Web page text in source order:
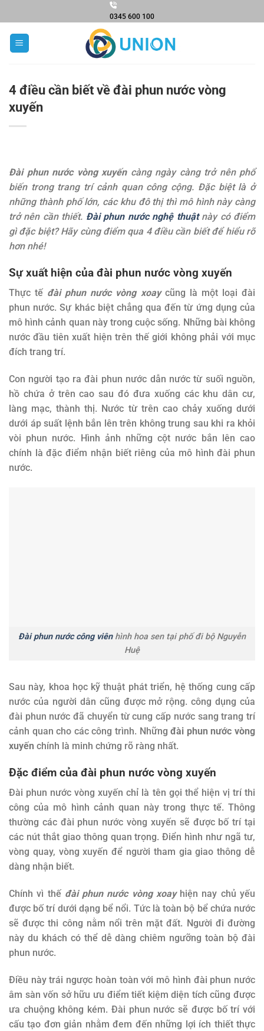
đến
nội
dung
0345 600 100
4 điều cần biết về đài phun nước vòng
xuyến
Đài phun nước vòng xuyến càng ngày càng trở nên phổ
biến trong trang trí cảnh quan công cộng. Đặc biệt là ở
những thành phố lớn, các khu đô thị thì mô hình này càng
trở nên cần thiết. Đài phun nước nghệ thuậtnày có điểm
gì đặc biệt? Hãy cùng điểm qua 4 điều cần biết để hiểu rõ
hơn nhé!
Sự xuất hiện của đài phun nước vòng xuyến
Thực tế đài phun nước vòng xoay cũng là một loại đài
phun nước. Sự khác biệt chẳng qua đến từ ứng dụng của
mô hình cảnh quan này trong cuộc sống. Những bài không
nước đầu tiên xuất hiện trên thế giới không phải với mục
đích trang trí.
Con người tạo ra đài phun nước dẫn nước từ suối nguồn,
hồ chứa ở trên cao sau đó đưa xuống các khu dân cư,
làng mạc, thành thị. Nước từ trên cao chảy xuống dưới
dưới áp suất lệnh bắn lên trên không trung sau khi ra khỏi
vòi phun nước. Hình ảnh những cột nước bắn lên cao
chính là đặc điểm nhận biết riêng của mô hình đài phun
nước.
Đài phun nước công viênhình hoa sen tại phố đi bộ Nguyễn
Huệ
Sau này, khoa học kỹ thuật phát triển, hệ thống cung cấp
nước của người dân cũng được mở rộng. công dụng của
đài phun nước đã chuyển từ cung cấp nước sang trang trí
cảnh quan cho các công trình. Những đài phun nước vòng
xuyến chính là minh chứng rõ ràng nhất.
Đặc điểm của đài phun nước vòng xuyến
Đài phun nước vòng xuyến chỉ là tên gọi thể hiện vị trí thi
công của mô hình cảnh quan này trong thực tế. Thông
thường các đài phun nước vòng xuyến sẽ được bố trí tại
các nút thắt giao thông quan trọng. Điển hình như ngã tư,
vòng quay, vòng xuyến để người tham gia giao thông dễ
dàng nhận biết.
Chính vì thếđài phun nước vòng xoay hiện nay chủ yếu
được bố trí dưới dạng bể nổi. Tức là toàn bộ bể chứa nước
sẽ được thi công nằm nổi trên mặt đất. Người đi đường
này du khách có thể dễ dàng chiêm ngưỡng toàn bộ đài
phun nước.
Điều này trái ngược hoàn toàn với mô hình đài phun nước
âm sàn vốn sở hữu ưu điểm tiết kiệm diện tích cũng được
ưa chuộng không kém. Đài phun nước sẽ được bố trí với
cấu tạo đơn giản nhằm đem đến những lợi ích thiết thực